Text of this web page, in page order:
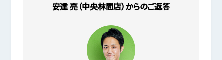
安達 亮（中央林間店）からのご返答